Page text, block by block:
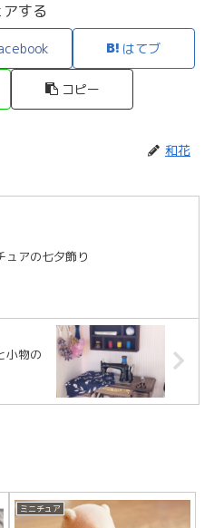
アする
はてブ
コピー
和花
ュアの七夕飾り
小物の
ミニチュア